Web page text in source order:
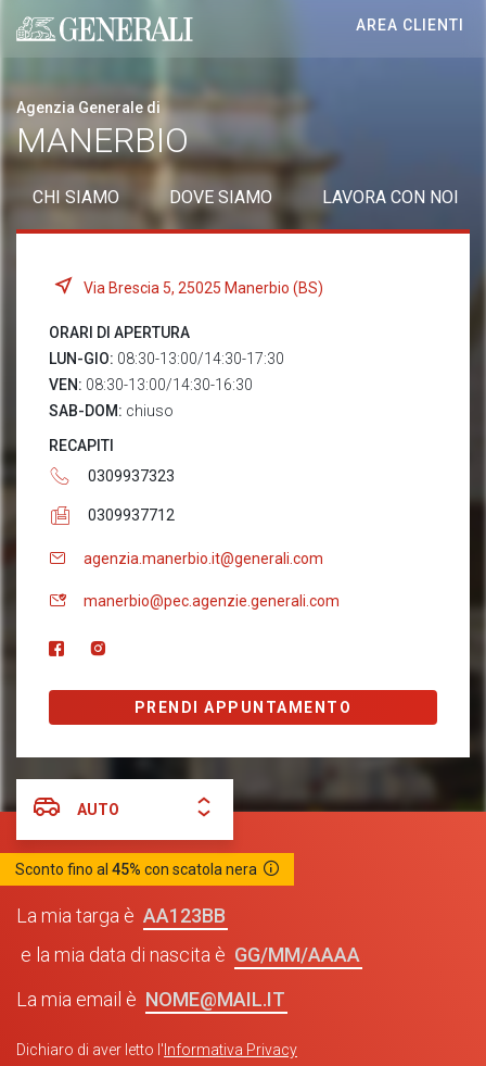
Generali logo
AREA CLIENTI
Agenzia Generale di
MANERBIO
CHI SIAMO DOVE SIAMO LAVORA CON NOI
Via Brescia 5, 25025 Manerbio (BS)
ORARI DI APERTURA
LUN-GIO: 08:30-13:00/14:30-17:30
VEN: 08:30-13:00/14:30-16:30
SAB-DOM: chiuso
RECAPITI
0309937323
0309937712
agenzia.manerbio.it@generali.com
manerbio@pec.agenzie.generali.com
PRENDI APPUNTAMENTO
AUTO
Sconto fino al 45% con scatola nera
La mia targa è
AA123BB
e la mia data di nascita è
GG/MM/AAAA
La mia email è NOME@MAIL.IT
Dichiaro di aver letto l' Informativa Privacy